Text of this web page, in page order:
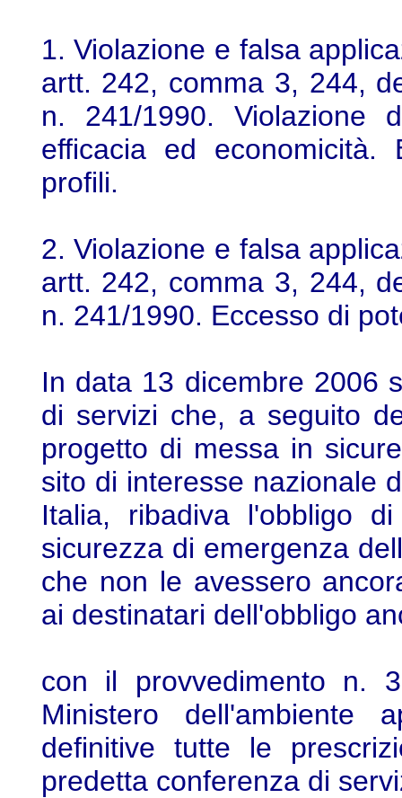
1. Violazione e falsa
artt. 242, comma 3, 244,
n. 241/1990. Violazione
efficacia ed
profili.
2. Violazione e falsa
artt. 242, comma 3, 244,
n. 241/1990. Eccesso di
In data 13 dicembre 2006
di servizi che, a seguito
progetto di messa in
sito di interesse nazionale
Italia, ribadiva l'obbligo
sicurezza di emergenza
che non le avessero
ai destinatari dell'obbligo
con il provvedimento n.
Ministero dell'ambiente
definitive tutte le
predetta conferenza di